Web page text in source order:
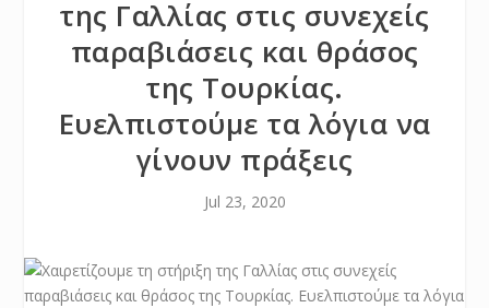
της Γαλλίας στις συνεχείς
παραβιάσεις και θράσος
της Τουρκίας.
Ευελπιστούμε τα λόγια να
γίνουν πράξεις
Jul 23, 2020